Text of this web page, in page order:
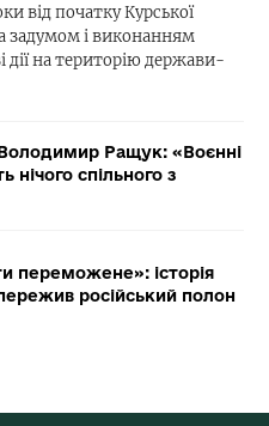
від початку Курської
задумом і виконанням
дії на територію держави-
Ращук: «Воєнні
спільного з
переможене»: історія
російський полон